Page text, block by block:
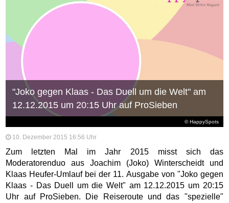
© HappySpots
"Joko gegen Klaas - Das Duell um die Welt" am
12.12.2015 um 20:15 Uhr auf ProSieben
10. Dezember 2015 16:56 Uhr
Zum letzten Mal im Jahr 2015 misst sich das
Moderatorenduo aus Joachim (Joko) Winterscheidt und
Klaas Heufer-Umlauf bei der 11. Ausgabe von "Joko gegen
Klaas - Das Duell um die Welt" am 12.12.2015 um 20:15
Uhr auf ProSieben. Die Reiseroute und das "spezielle"